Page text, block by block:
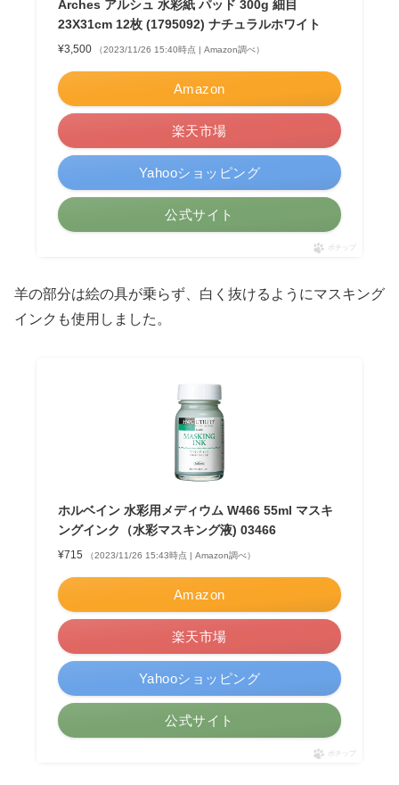
Arches アルシュ 水彩紙 パッド 300g 細目
23X31cm 12枚 (1795092) ナチュラルホワイト
¥3,500 （2023/11/26 15:40時点 | Amazon調べ）
Amazon
楽天市場
Yahooショッピング
公式サイト
ポチップ
羊の部分は絵の具が乗らず、白く抜けるようにマスキング
インクも使用しました。
ホルベイン 水彩用メディウム W466 55ml マスキ
ングインク（水彩マスキング液) 03466
¥715 （2023/11/26 15:43時点 | Amazon調べ）
Amazon
楽天市場
Yahooショッピング
公式サイト
ポチップ